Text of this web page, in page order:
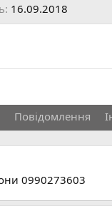
16.09.2018
Повідомлення
0990273603